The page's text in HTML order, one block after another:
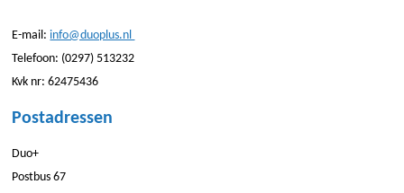
E-mail: info@duoplus.nl
Telefoon: (0297) 513232
Kvk nr: 62475436
Postadressen
Duo+
Postbus 67